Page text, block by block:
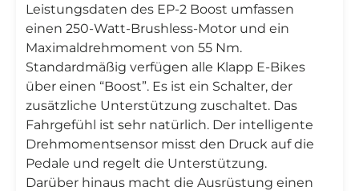
Leistungsdaten des EP-2 Boost umfassen
einen 250-Watt-Brushless-Motor und ein
Maximaldrehmoment von 55 Nm.
Standardmäßig verfügen alle Klapp E-Bikes
über einen “Boost”. Es ist ein Schalter, der
zusätzliche Unterstützung zuschaltet. Das
Fahrgefühl ist sehr natürlich. Der intelligente
Drehmomentsensor misst den Druck auf die
Pedale und regelt die Unterstützung.
Darüber hinaus macht die Ausrüstung einen